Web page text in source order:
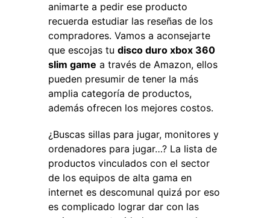
animarte a pedir ese producto
recuerda estudiar las reseñas de los
compradores. Vamos a aconsejarte
que escojas tu disco duro xbox 360
slim game a través de Amazon, ellos
pueden presumir de tener la más
amplia categoría de productos,
además ofrecen los mejores costos.
¿Buscas sillas para jugar, monitores y
ordenadores para jugar…? La lista de
productos vinculados con el sector
de los equipos de alta gama en
internet es descomunal quizá por eso
es complicado lograr dar con las